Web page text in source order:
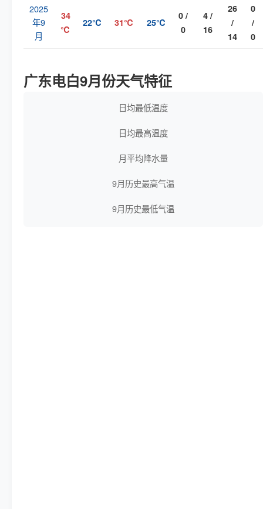
2025
年9
月
34
℃
22℃ 31℃ 25℃
0 /
0
4 /
16
26
/
14
0
/
0
广东电白9月份天气特征
日均最低温度
日均最高温度
月平均降水量
9月历史最高气温
9月历史最低气温